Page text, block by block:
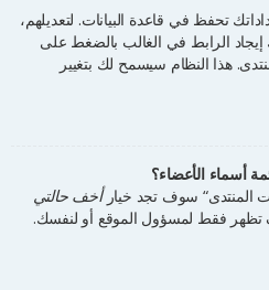
تحفظ في قاعدة البيانات. لتعديلهم،
الرابط في الغالب بالضغط على
هذا النظام سيسمح لك بتغيير
أسماء الأعضاء؟
المنتدى“ سوف تجد خيارأخف حالتي
تظهر فقط لمسؤول الموقع أو لنفسك.